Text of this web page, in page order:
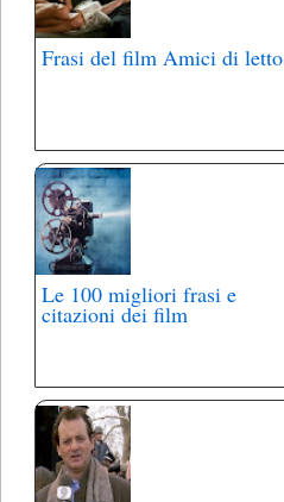
Frasi del film Amici di letto
Le 100 migliori frasi e
citazioni dei film